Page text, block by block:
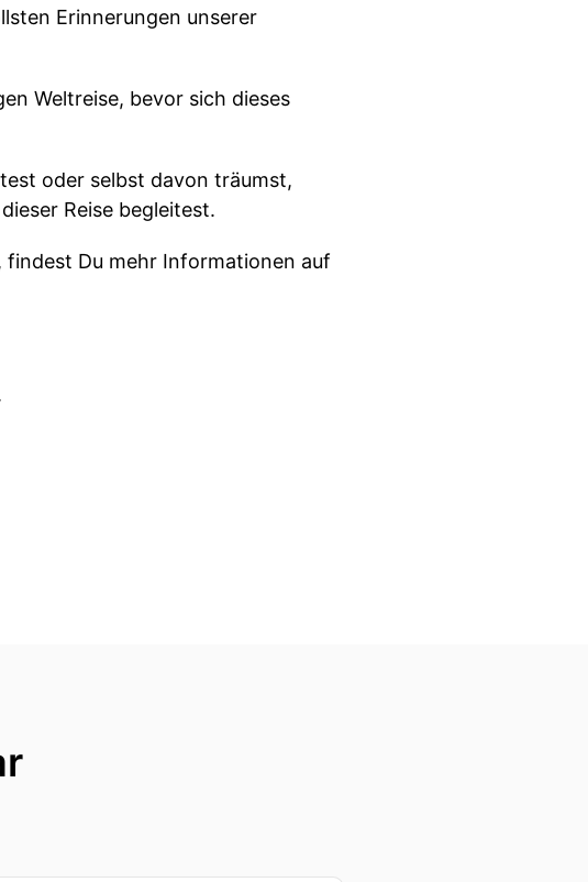
Erinnerungen unserer
Weltreise, bevor sich dieses
oder selbst davon träumst,
Reise begleitest.
findest Du mehr Informationen auf